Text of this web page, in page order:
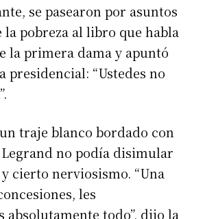
se pasearon por asuntos
la pobreza al libro que habla
la primera dama y apuntó
presidencial: “Ustedes no
traje blanco bordado con
no podía disimular
cierto nerviosismo. “Una
les
absolutamente todo”, dijo la